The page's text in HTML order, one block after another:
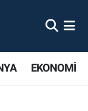
EKONOMİ